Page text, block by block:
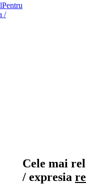
Pentru
/
Cele mai
/ expresia